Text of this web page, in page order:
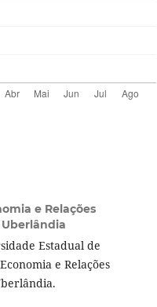
e Relações
Estadual de
e Relações